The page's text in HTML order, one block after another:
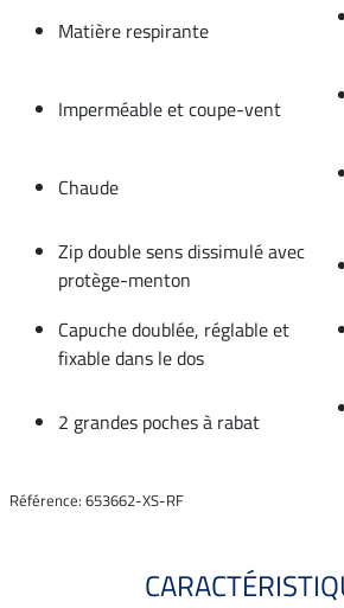
Matière respirante
Imperméable et coupe-vent
Chaude
Zip double sens dissimulé avec
protège-menton
Capuche doublée, réglable et
fixable dans le dos
2 grandes poches à rabat
Référence: 653662-XS-RF